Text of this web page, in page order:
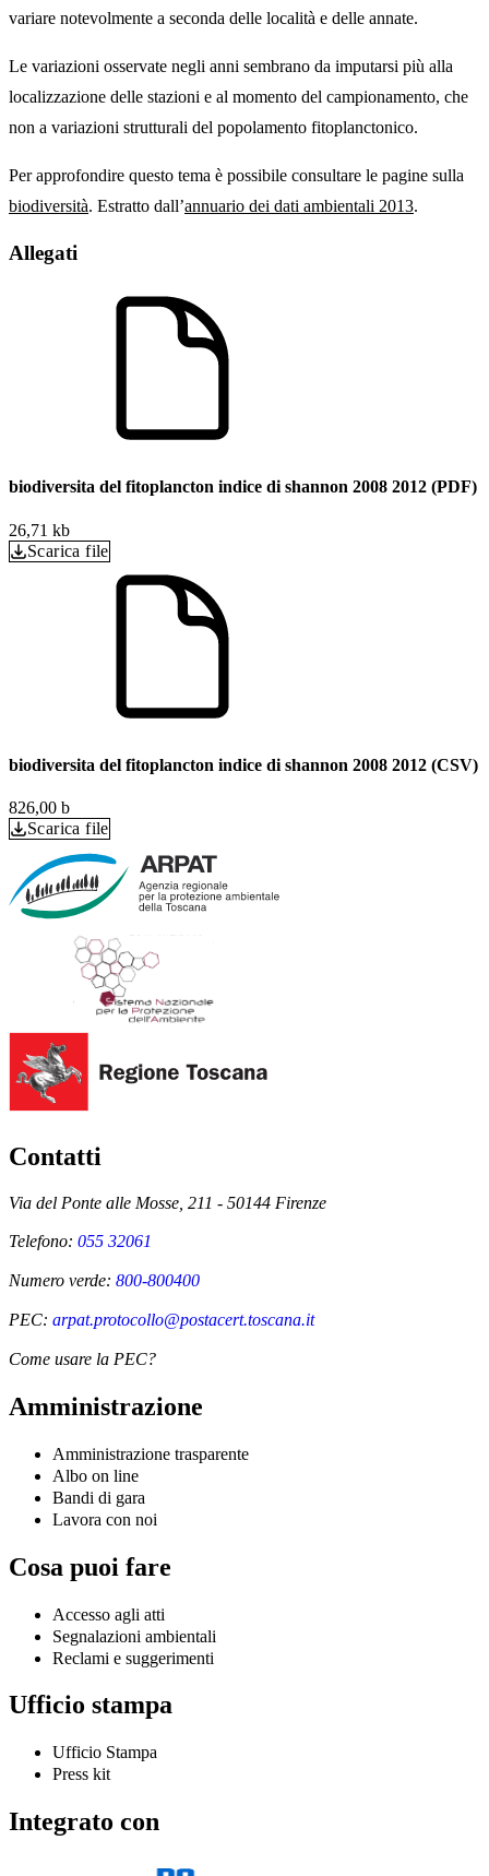
variare notevolmente a seconda delle località e delle annate.
Le variazioni osservate negli anni sembrano da imputarsi più alla
localizzazione delle stazioni e al momento del campionamento, che
non a variazioni strutturali del popolamento fitoplanctonico.
Per approfondire questo tema è possibile consultare le pagine sulla
biodiversità. Estratto dall’annuario dei dati ambientali 2013.
Allegati
biodiversita del fitoplancton indice di shannon 2008 2012 (PDF)
26,71 kb
Scarica file
biodiversita del fitoplancton indice di shannon 2008 2012 (CSV)
826,00 b
Scarica file
Contatti
Via del Ponte alle Mosse, 211 - 50144 Firenze
Telefono: 055 32061
Numero verde: 800-800400
PEC: arpat.protocollo@postacert.toscana.it
Come usare la PEC?
Amministrazione
Amministrazione trasparente
Albo on line
Bandi di gara
Lavora con noi
Cosa puoi fare
Accesso agli atti
Segnalazioni ambientali
Reclami e suggerimenti
Ufficio stampa
Ufficio Stampa
Press kit
Integrato con